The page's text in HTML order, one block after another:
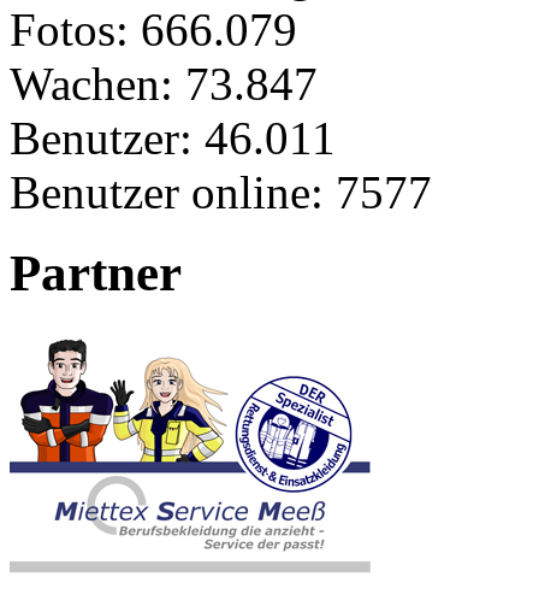
Fotos: 666.079
Wachen: 73.847
Benutzer: 46.011
Benutzer online: 7577
Partner